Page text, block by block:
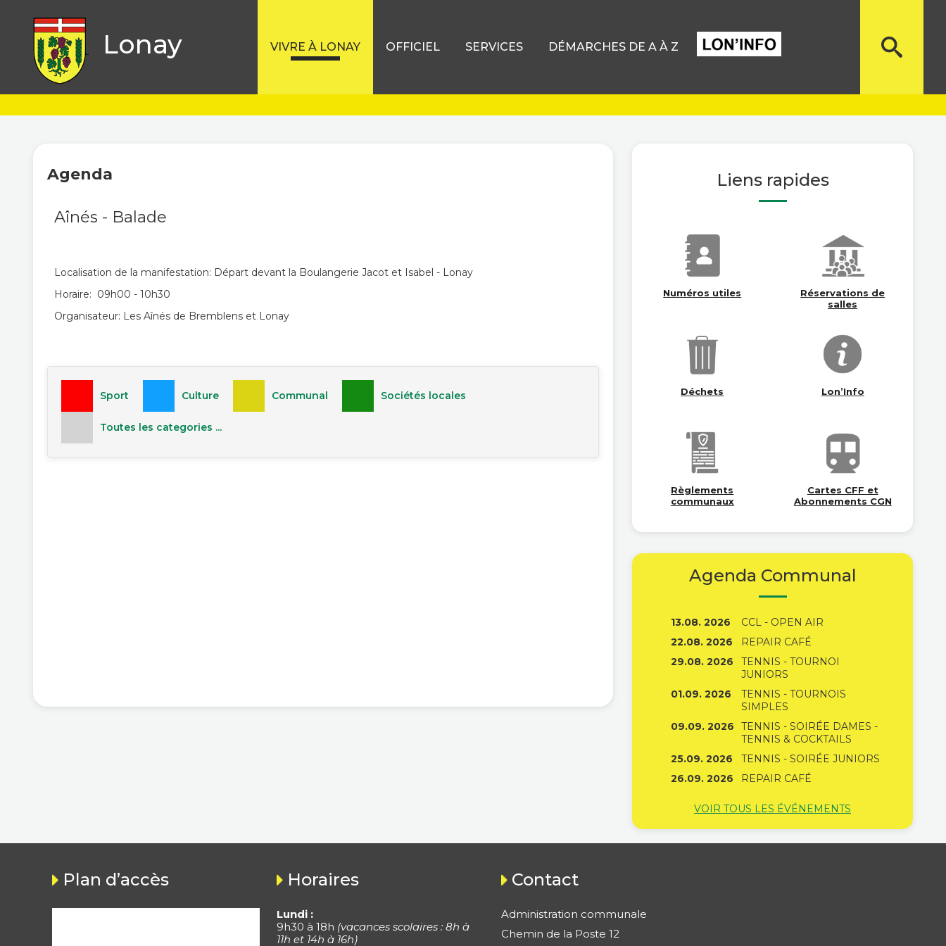
Lonay VIVRE À LONAY OFFICIEL SERVICES DÉMARCHES DE A À Z
Agenda
Aînés - Balade
Localisation de la manifestation: Départ devant la Boulangerie Jacot et Isabel - Lonay
Horaire: 09h00 - 10h30
Organisateur: Les Aînés de Bremblens et Lonay
Sport Culture Communal Sociétés locales
Toutes les categories ...
Liens rapides
Numéros utiles
Réservations de
salles
Déchets Lon’Info
Règlements
communaux
Cartes CFF et
Abonnements CGN
Agenda Communal
13.08. 2026
CCL - OPEN AIR
22.08. 2026
REPAIR CAFÉ
29.08. 2026
TENNIS - TOURNOI
JUNIORS
01.09. 2026
TENNIS - TOURNOIS
SIMPLES
09.09. 2026
TENNIS - SOIRÉE DAMES -
TENNIS & COCKTAILS
25.09. 2026
TENNIS - SOIRÉE JUNIORS
26.09. 2026
REPAIR CAFÉ
VOIR TOUS LES ÉVÉNEMENTS
Plan d’accès Horaires
Lundi :
9h30 à 18h (vacances scolaires : 8h à
11h et 14h à 16h)
Contact
Administration communale
Chemin de la Poste 12